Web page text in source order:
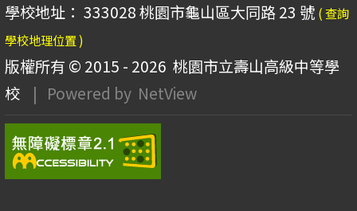
學校地址： 333028 桃園市龜山區大同路 23 號 ( 查詢
學校地理位置 )
版權所有 © 2015 - 2026 桃園市立壽山高級中等學
校
| Powered by NetView